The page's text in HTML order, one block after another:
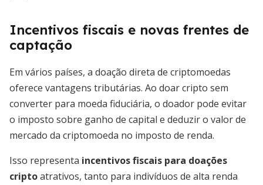
Incentivos fiscais e novas frentes de
captação
Em vários países, a doação direta de criptomoedas
oferece vantagens tributárias. Ao doar cripto sem
converter para moeda fiduciária, o doador pode evitar
o imposto sobre ganho de capital e deduzir o valor de
mercado da criptomoeda no imposto de renda.
Isso representa incentivos fiscais para doações
criptoatrativos, tanto para indivíduos de alta renda